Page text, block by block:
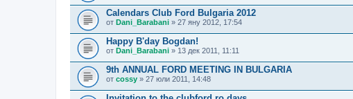
Calendars Club Ford Bulgaria 2012
от Dani_Barabani » 27 яну 2012, 17:54
Happy B'day Bogdan!
от Dani_Barabani » 13 дек 2011, 11:11
9th ANNUAL FORD MEETING IN BULGARIA
от cossy » 27 юли 2011, 14:48